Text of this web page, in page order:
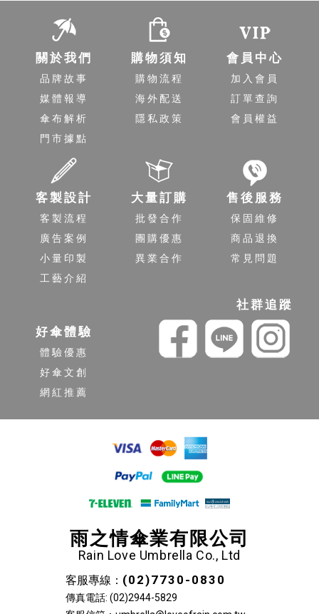
關於我們
品牌故事
媒體報導
傘布解析
門市據點
購物須知
購物流程
海外配送
隱私政策
會員中心
加入會員
訂單查詢
會員權益
客製設計
客製流程
廣告案例
小量印製
工藝介紹
大量訂購
批發合作
團購優惠
異業合作
售後服務
保固維修
商品退換
常見問題
好傘體驗
體驗優惠
好傘文創
網紅推薦
社群追蹤
雨之情傘業有限公司
Rain Love Umbrella Co., Ltd
客服專線： (02)7730-0830
傳真電話: (02)2944-5829